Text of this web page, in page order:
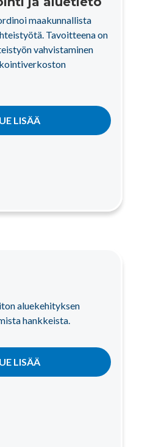
maakunnallista
Tavoitteena on
vahvistaminen
LISÄÄ
aluekehityksen
hankkeista.
LISÄÄ